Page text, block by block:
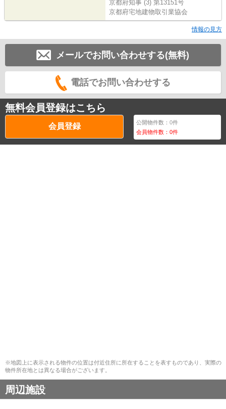
京都府知事 (3) 第13151号
京都府宅地建物取引業協会
情報の見方
メールでお問い合わせする(無料)
電話でお問い合わせする
無料会員登録はこちら
会員登録 公開物件数：0件
会員物件数：0件
※地図上に表示される物件の位置は付近住所に所在することを表すものであり、実際の
物件所在地とは異なる場合がございます。
周辺施設